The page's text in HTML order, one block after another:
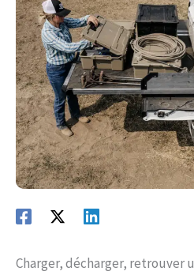
Charger, décharger, retrouver